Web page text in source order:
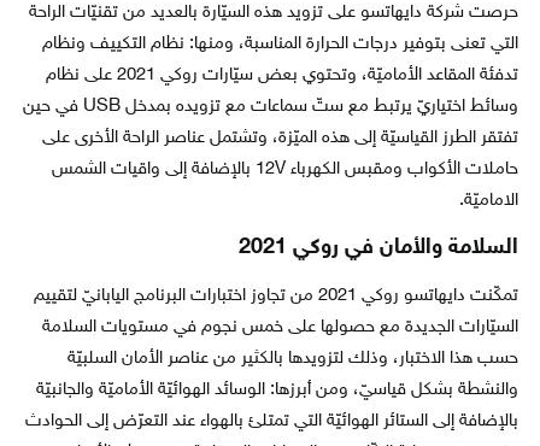
حرصت شركة دايهاتسو على تزويد هذه السيّارة بالعديد من تقنيّات الراحة
التي تعنى بتوفير درجات الحرارة المناسبة، ومنها: نظام التكييف ونظام
تدفئة المقاعد الأماميّة، وتحتوي بعض سيّارات روكي 2021 على نظام
وسائط اختياريّ يرتبط مع ستّ سماعات مع تزويده بمدخل USB في حين
تفتقر الطرز القياسيّة إلى هذه الميّزة، وتشتمل عناصر الراحة الأخرى على
حاملات الأكواب ومقبس الكهرباء 12V بالإضافة إلى واقيات الشمس
الاماميّة.
السلامة والأمان في روكي 2021
تمكّنت دايهاتسو روكي 2021 من تجاوز اختبارات البرنامج اليابانيّ لتقييم
السيّارات الجديدة مع حصولها على خمس نجوم في مستويات السلامة
حسب هذا الاختبار، وذلك لتزويدها بالكثير من عناصر الأمان السلبيّة
والنشطة بشكل قياسيّ، ومن أبرزها: الوسائد الهوائيّة الأماميّة والجانبيّة
بالإضافة إلى الستائر الهوائيّة التي تمتلئ بالهواء عند التعرّض إلى الحوادث